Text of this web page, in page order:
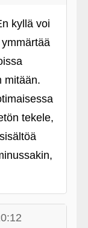
kyllä voi
mitään.
tekele,